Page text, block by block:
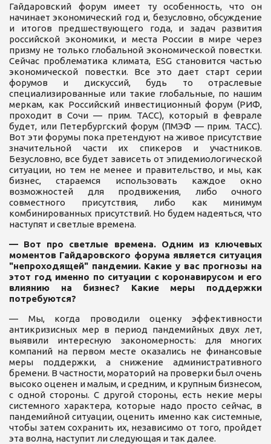
Гайдаровский форум имеет ту особенность, что он
начинает экономический год и, безусловно, обсуждение
и итогов предшествующего года, и задач развития
российской экономики, и места России в мире через
призму не только глобальной экономической повестки.
Сейчас проблематика климата, ESG становится частью
экономической повестки. Все это дает старт серии
форумов и дискуссий, будь то отраслевые
специализированные или такие глобальные, по нашим
меркам, как Российский инвестиционный форум (РИФ,
проходит в Сочи — прим. ТАСС), который в феврале
будет, или Петербургский форум (ПМЭФ — прим. ТАСС).
Вот эти форумы пока претендуют на живое присутствие
значительной части их спикеров и участников.
Безусловно, все будет зависеть от эпидемиологической
ситуации, но тем не менее и правительство, и мы, как
бизнес, стараемся использовать каждое окно
возможностей для продвижения, либо очного
совместного присутствия, либо как минимум
комбинированных присутствий. Но будем надеяться, что
наступят и светлые времена.
— Вот про светлые времена. Одним из ключевых
моментов Гайдаровского форума является ситуация
"непроходящей" пандемии. Какие у вас прогнозы на
этот год именно по ситуации с коронавирусом и его
влиянию на бизнес? Какие меры поддержки
потребуются?
— Мы, когда проводили оценку эффективности
антикризисных мер в период пандемийных двух лет,
выявили интересную закономерность: для многих
компаний на первом месте оказались не финансовые
меры поддержки, а снижение административного
бремени. В частности, мораторий на проверки был очень
высоко оценен и малым, и средним, и крупным бизнесом,
с одной стороны. С другой стороны, есть некие меры
системного характера, которые надо просто сейчас, в
пандемийной ситуации, оценить именно как системные,
чтобы затем сохранить их, независимо от того, пройдет
эта волна, наступит ли следующая и так далее.